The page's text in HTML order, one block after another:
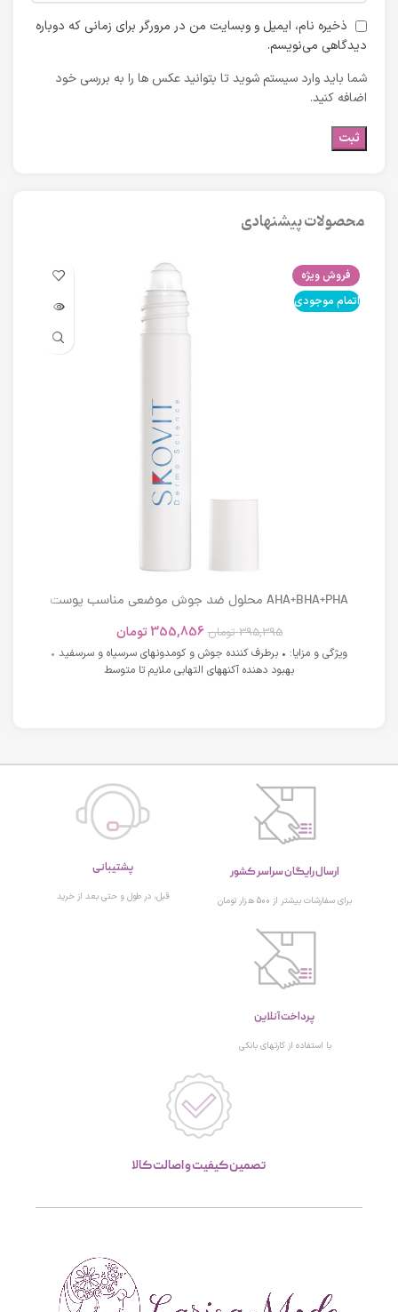
ذخیره نام، ایمیل و وبسایت من در مرورگر برای زمانی که دوباره
دیدگاهی می‌نویسم.
شما باید وارد سیستم شوید تا بتوانید عکس ها را به بررسی خود
اضافه کنید.
محصولات پیشنهادی
فروش ویژه
اتمام موجودی
AHA+BHA+PHA محلول ضد جوش موضعی مناسب پوست
395,395 تومان 355,856 تومان
ویژگی و مزایا: • برطرف کننده جوش و کومدونهای سرسیاه و سرسفید •
بهبود دهنده آکنههای التهابی ملایم تا متوسط
ارسال رایگان سراسر کشور
برای سفارشات بیشتر از 500 هزار تومان
پشتیبانی
قبل، در طول و حتی بعد از خرید
پرداخت آنلاین
با استفاده از کارتهای بانکی
تصمین کیفیت و اصالت کالا